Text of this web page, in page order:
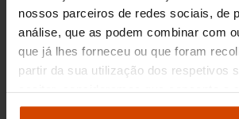
nossos parceiros de redes sociais, de
análise, que as podem combinar com
que já lhes forneceu ou que foram
partir da sua utilização dos respetivos
aceitar, consideramos que consente a
Pode modificar as suas opções de
Quer vender o seu carro usado?
compramos o seu carro!
tipo de carros usados e
qualquer problema associado à
viatura. Compramos